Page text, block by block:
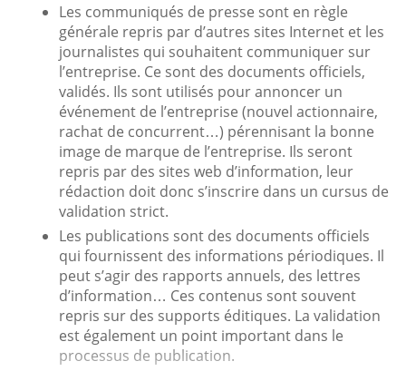
Les communiqués de presse sont en règle
générale repris par d’autres sites Internet et les
journalistes qui souhaitent communiquer sur
l’entreprise. Ce sont des documents officiels,
validés. Ils sont utilisés pour annoncer un
événement de l’entreprise (nouvel actionnaire,
rachat de concurrent…) pérennisant la bonne
image de marque de l’entreprise. Ils seront
repris par des sites web d’information, leur
rédaction doit donc s’inscrire dans un cursus de
validation strict.
Les publications sont des documents officiels
qui fournissent des informations périodiques. Il
peut s’agir des rapports annuels, des lettres
d’information… Ces contenus sont souvent
repris sur des supports éditiques. La validation
est également un point important dans le
processus de publication.